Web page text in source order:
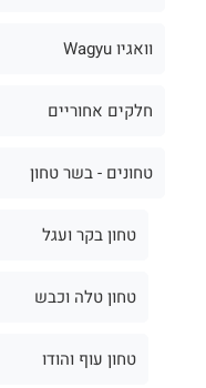
וואגיו Wagyu
חלקים אחוריים
טחונים - בשר טחון
טחון בקר ועגל
טחון טלה וכבש
טחון עוף והודו